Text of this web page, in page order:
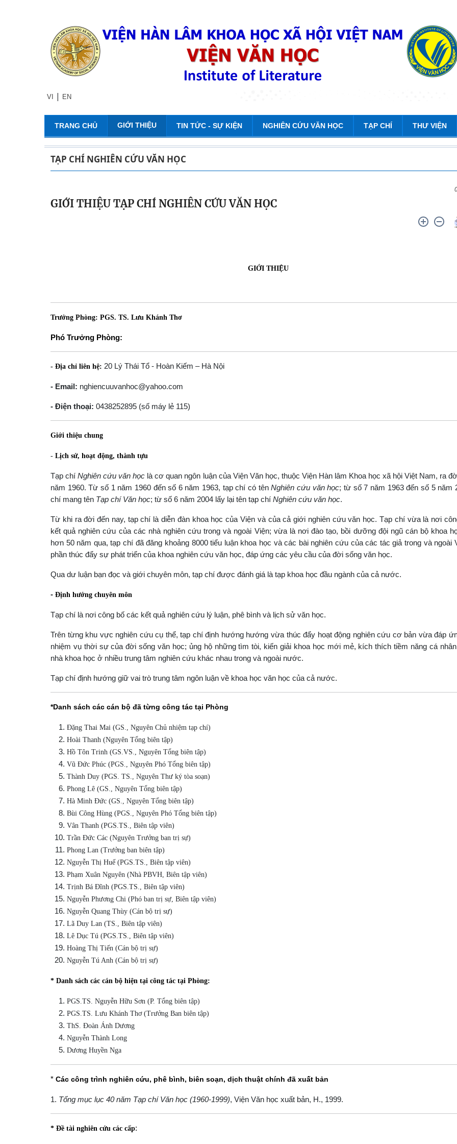
VI | EN
TRANG CHỦ GIỚI THIỆU TIN TỨC - SỰ KIỆN NGHIÊN CỨU VĂN HỌC TẠP CHÍ THƯ VIỆN
TẠP CHÍ NGHIÊN CỨU VĂN HỌC
GIỚI THIỆU TẠP CHÍ NGHIÊN CỨU VĂN HỌC
GIỚI THIỆU
Trưởng Phòng: PGS. TS. Lưu Khánh Thơ
Phó Trưởng Phòng:
- Địa chỉ liên hệ: 20 Lý Thái Tổ - Hoàn Kiếm – Hà Nội
- Email: nghiencuuvanhoc@yahoo.com
- Điện thoại: 0438252895 (số máy lẻ 115)
Giới thiệu chung
- Lịch sử, hoạt động, thành tựu
Tạp chíNghiên cứu văn học là cơ quan ngôn luận của Viện Văn học, thuộc Viện Hàn lâm Khoa học xã hội Việt Nam, ra
năm 1960. Từ số 1 năm 1960 đến số 6 năm 1963, tạp chí có tênNghiên cứu văn học; từ số 7 năm 1963 đến số 5 năm
chí mang tên Tạp chí Văn học; từ số 6 năm 2004 lấy lại tên tạp chí Nghiên cứu văn học.
Từ khi ra đời đến nay, tạp chí là diễn đàn khoa học của Viện và của cả giới nghiên cứu văn học. Tạp chí vừa là nơi
kết quả nghiên cứu của các nhà nghiên cứu trong và ngoài Viện; vừa là nơi đào tạo, bồi dưỡng đội ngũ cán bộ khoa
hơn 50 năm qua, tạp chí đã đăng khoảng 8000 tiểu luận khoa học và các bài nghiên cứu của các tác giả trong và ngoài
phần thúc đẩy sự phát triển của khoa nghiên cứu văn học, đáp ứng các yêu cầu của đời sống văn học.
Qua dư luận bạn đọc và giới chuyên môn, tạp chí được đánh giá là tạp khoa học đầu ngành của cả nước.
- Định hướng chuyên môn
Tạp chí là nơi công bố các kết quả nghiên cứu lý luận, phê bình và lịch sử văn học.
Trên từng khu vực nghiên cứu cụ thể, tạp chí định hướng hướng vừa thúc đẩy hoạt động nghiên cứu cơ bản vừa đáp
nhiệm vụ thời sự của đời sống văn học; ủng hộ những tìm tòi, kiến giải khoa học mới mẻ, kích thích tiềm năng cá
nhà khoa học ở nhiều trung tâm nghiên cứu khác nhau trong và ngoài nước.
Tạp chí định hướng giữ vai trò trung tâm ngôn luận về khoa học văn học của cả nước.
*Danh sách các cán bộ đã từng công tác tại Phòng
Đặng Thai Mai (GS., Nguyên Chủ nhiệm tạp chí)
Hoài Thanh (Nguyên Tổng biên tập)
Hồ Tôn Trinh (GS.VS., Nguyên Tổng biên tập)
Vũ Đức Phúc (PGS., Nguyên Phó Tổng biên tập)
Thành Duy (PGS. TS., Nguyên Thư ký tòa soạn)
Phong Lê (GS., Nguyên Tổng biên tập)
Hà Minh Đức (GS., Nguyên Tổng biên tập)
Bùi Công Hùng (PGS., Nguyên Phó Tổng biên tập)
Vân Thanh (PGS.TS., Biên tập viên)
Trần Đức Các (Nguyên Trưởng ban trị sự)
Phong Lan (Trưởng ban biên tập)
Nguyễn Thị Huế (PGS.TS., Biên tập viên)
Phạm Xuân Nguyên (Nhà PBVH, Biên tập viên)
Trịnh Bá Đĩnh (PGS.TS., Biên tập viên)
Nguyễn Phương Chi (Phó ban trị sự, Biên tập viên)
Nguyễn Quang Thùy (Cán bộ trị sự)
Lã Duy Lan (TS., Biên tập viên)
Lê Dục Tú (PGS.TS., Biên tập viên)
Hoàng Thị Tiến (Cán bộ trị sự)
Nguyễn Tú Anh (Cán bộ trị sự)
* Danh sách các cán bộ hiện tại công tác tại Phòng:
PGS.TS. Nguyễn Hữu Sơn (P. Tổng biên tập)
PGS.TS. Lưu Khánh Thơ (Trưởng Ban biên tập)
ThS. Đoàn Ánh Dương
Nguyễn Thành Long
Dương Huyền Nga
* Các công trình nghiên cứu, phê bình, biên soạn, dịch thuật chính đã xuất bản
1. Tổng mục lục 40 năm Tạp chí Văn học (1960-1999), Viện Văn học xuất bản, H., 1999.
* Đề tài nghiên cứu các cấp: